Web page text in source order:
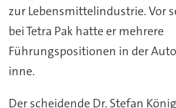
zur Lebensmittelindustrie. Vor
bei Tetra Pak hatte er mehrere
Führungspositionen in der
inne.
Der scheidende Dr. Stefan